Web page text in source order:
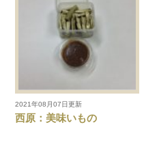
2021年08月07日更新
西原：美味いもの